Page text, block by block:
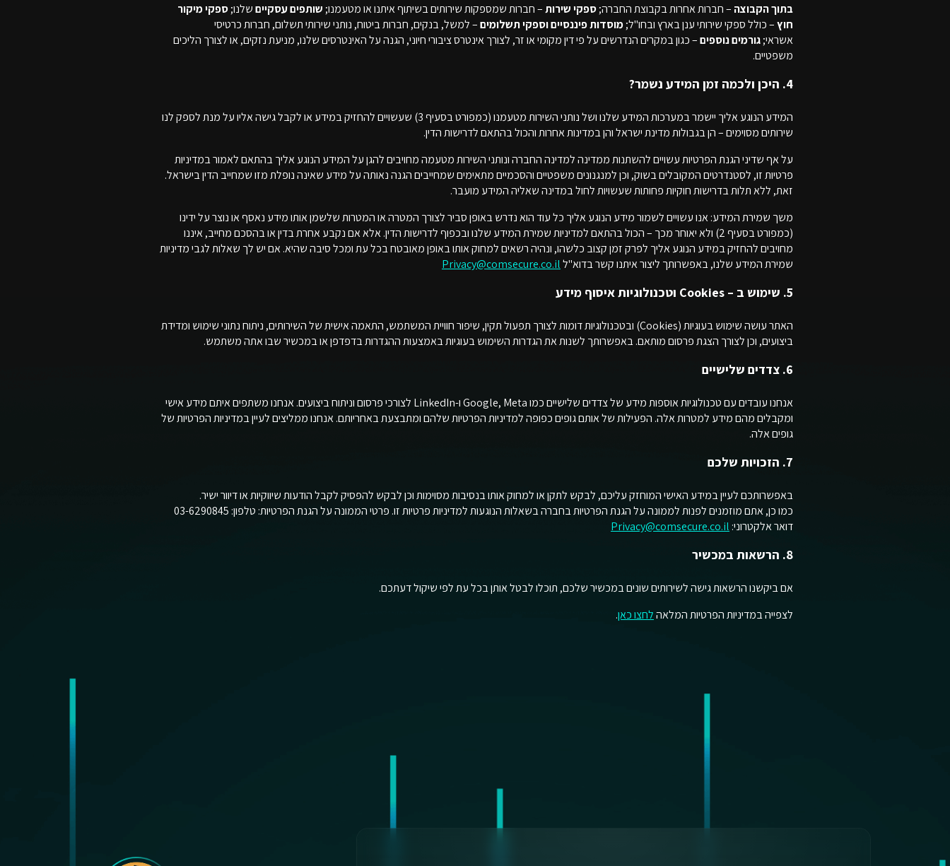
בתוך הקבוצה – חברות אחרות בקבוצת החברה;ספקי שירות– חברות שמספקות שירותים בשיתוף איתנו או מטעמנו; שותפים עסקייםשלנו;ספקי מיקור
חוץ– כולל ספקי שירותי ענן בארץ ובחו"ל;מוסדות פיננסיים וספקי תשלומים– למשל, בנקים, חברות ביטוח, נותני שירותי תשלום, חברות כרטיסי
אשראי;גורמים נוספים– כגון במקרים הנדרשים על פי דין מקומי או זר, לצורך אינטרס ציבורי חיוני, הגנה על האינטרסים שלנו, מניעת נזקים, או לצורך הליכים
משפטיים.
4. היכן ולכמה זמן המידע נשמר?
המידע הנוגע אליך יישמר במערכות המידע שלנו ושל נותני השירות מטעמנו (כמפורט בסעיף 3) שעשויים להחזיק במידע או לקבל גישה אליו על מנת לספק לנו
שירותים מסוימים – הן בגבולות מדינת ישראל והן במדינות אחרות והכול בהתאם לדרישות הדין.
על אף שדיני הגנת הפרטיות עשויים להשתנות ממדינה למדינה החברה ונותני השירות מטעמה מחויבים להגן על המידע הנוגע אליך בהתאם לאמור במדיניות
פרטיות זו, לסטנדרטים המקובלים בשוק, וכן למנגנונים משפטיים והסכמיים מתאימים שמחייבים הגנה נאותה על מידע שאינה נופלת מזו שמחייב הדין בישראל.
זאת, ללא תלות בדרישות חוקיות פחותות שעשויות לחול במדינה שאליה המידע מועבר.
משך שמירת המידע: אנו עשויים לשמור מידע הנוגע אליך כל עוד הוא נדרש באופן סביר לצורך המטרה או המטרות שלשמן אותו מידע נאסף או נוצר על ידינו
(כמפורט בסעיף 2) ולא יאוחר מכך – הכול בהתאם למדיניות שמירת המידע שלנו ובכפוף לדרישות הדין. אלא אם נקבע אחרת בדין או בהסכם מחייב, איננו
מחויבים להחזיק במידע הנוגע אליך לפרק זמן קצוב כלשהו, ונהיה רשאים למחוק אותו באופן מאובטח בכל עת ומכל סיבה שהיא. אם יש לך שאלות לגבי מדיניות
שמירת המידע שלנו, באפשרותך ליצור איתנו קשר בדוא"לPrivacy@comsecure.co.il
5. שימוש ב – Cookies וטכנולוגיות איסוף מידע
האתר עושה שימוש בעוגיות (Cookies) ובטכנולוגיות דומות לצורך תפעול תקין, שיפור חוויית המשתמש, התאמה אישית של השירותים, ניתוח נתוני שימוש ומדידת
ביצועים, וכן לצורך הצגת פרסום מותאם. באפשרותך לשנות את הגדרות השימוש בעוגיות באמצעות ההגדרות בדפדפן או במכשיר שבו אתה משתמש.
6. צדדים שלישיים
אנחנו עובדים עם טכנולוגיות אוספות מידע של צדדים שלישיים כמו Google, Meta ו-LinkedIn לצורכי פרסום וניתוח ביצועים. אנחנו משתפים איתם מידע אישי
ומקבלים מהם מידע למטרות אלה. הפעילות של אותם גופים כפופה למדיניות הפרטיות שלהם ומתבצעת באחריותם. אנחנו ממליצים לעיין במדיניות הפרטיות של
גופים אלה.
7. הזכויות שלכם
באפשרותכם לעיין במידע האישי המוחזק עליכם, לבקש לתקן או למחוק אותו בנסיבות מסוימות וכן לבקש להפסיק לקבל הודעות שיווקיות או דיוור ישיר.
כמו כן, אתם מוזמנים לפנות לממונה על הגנת הפרטיות בחברה בשאלות הנוגעות למדיניות פרטיות זו. פרטי הממונה על הגנת הפרטיות: טלפון: 03-6290845
דואר אלקטרוני: Privacy@comsecure.co.il
8. הרשאות במכשיר
אם ביקשנו הרשאות גישה לשירותים שונים במכשיר שלכם, תוכלו לבטל אותן בכל עת לפי שיקול דעתכם.
לצפייה במדיניות הפרטיות המלאהלחצו כאן.